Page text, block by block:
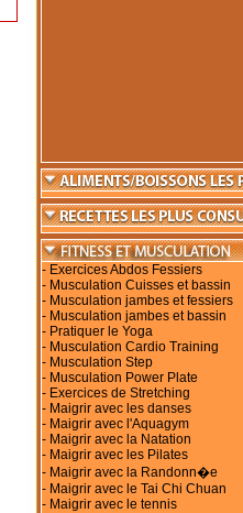
- Exercices Abdos Fessiers
- Musculation Cuisses et bassin
- Musculation jambes et fessiers
- Musculation jambes et bassin
- Pratiquer le Yoga
- Musculation Cardio Training
- Musculation Step
- Musculation Power Plate
- Exercices de Stretching
- Maigrir avec les danses
- Maigrir avec l'Aquagym
- Maigrir avec la Natation
- Maigrir avec les Pilates
- Maigrir avec la Randonn�e
- Maigrir avec le Tai Chi Chuan
- Maigrir avec le tennis